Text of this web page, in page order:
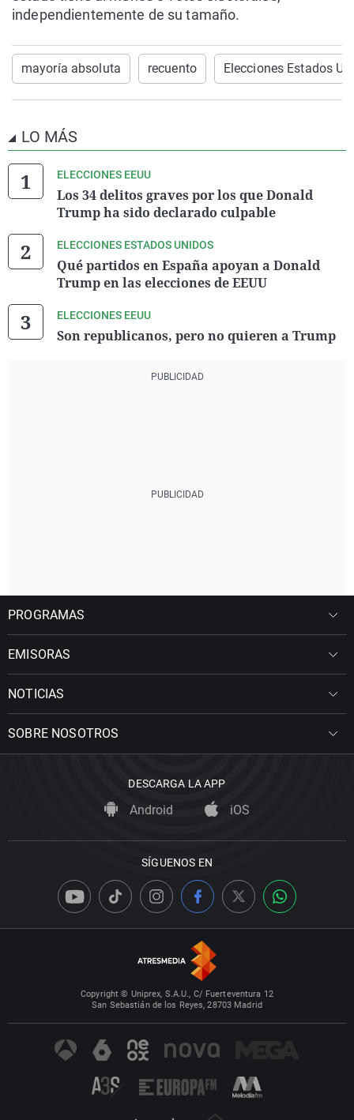
independientemente de su tamaño.
mayoría absoluta recuento Elecciones Estados
LO MÁS
ELECCIONES EEUU
Los 34 delitos graves por los que Donald
Trump ha sido declarado culpable
ELECCIONES ESTADOS UNIDOS
Qué partidos en España apoyan a Donald
Trump en las elecciones de EEUU
ELECCIONES EEUU
Son republicanos, pero no quieren a Trump
PROGRAMAS
EMISORAS
NOTICIAS
SOBRE NOSOTROS
DESCARGA LA APP
Android iOS
SÍGUENOS EN
Copyright © Uniprex, S.A.U., C/ Fuerteventura 12
San Sebastián de los Reyes, 28703 Madrid